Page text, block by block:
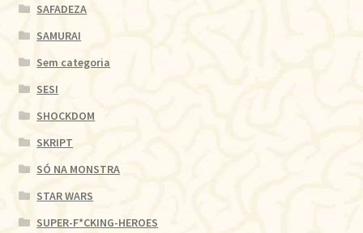
SAFADEZA
SAMURAI
Sem categoria
SESI
SHOCKDOM
SKRIPT
SÓ NA MONSTRA
STAR WARS
SUPER-F*CKING-HEROES